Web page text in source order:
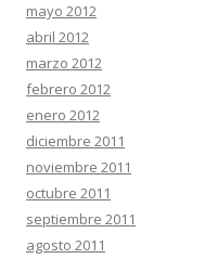
mayo 2012
abril 2012
marzo 2012
febrero 2012
enero 2012
diciembre 2011
noviembre 2011
octubre 2011
septiembre 2011
agosto 2011